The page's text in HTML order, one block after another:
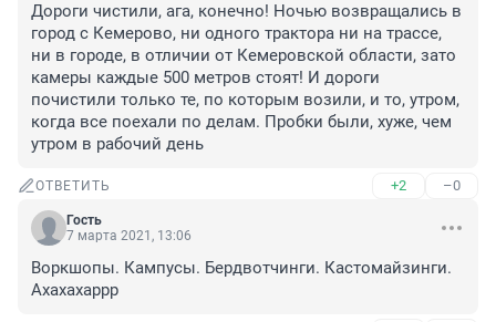
Дороги чистили, ага, конечно! Ночью возвращались в
город с Кемерово, ни одного трактора ни на трассе,
ни в городе, в отличии от Кемеровской области, зато
камеры каждые 500 метров стоят! И дороги
почистили только те, по которым возили, и то, утром,
когда все поехали по делам. Пробки были, хуже, чем
утром в рабочий день
ОТВЕТИТЬ +2 –0
Гость
7 марта 2021, 13:06
Воркшопы. Кампусы. Бердвотчинги. Кастомайзинги.
Ахахахаррр